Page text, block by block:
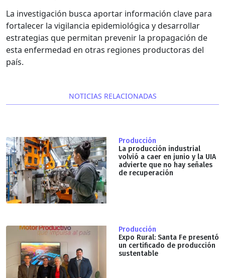
La investigación busca aportar información clave para
fortalecer la vigilancia epidemiológica y desarrollar
estrategias que permitan prevenir la propagación de
esta enfermedad en otras regiones productoras del
país.
NOTICIAS RELACIONADAS
Producción
La producción industrial
volvió a caer en junio y la UIA
advierte que no hay señales
de recuperación
Producción
Expo Rural: Santa Fe presentó
un certificado de producción
sustentable